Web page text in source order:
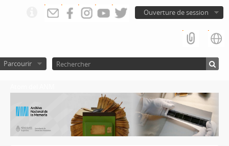
Ouverture de session
Parcourir